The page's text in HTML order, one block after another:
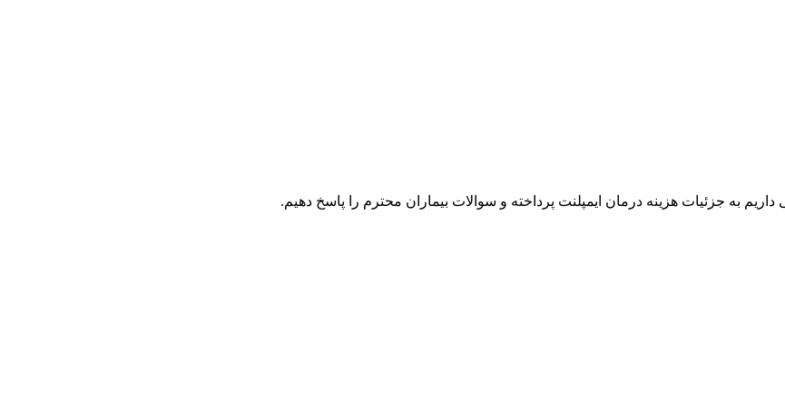
به جزئیات هزینه درمان ایمپلنت پرداخته و سوالات بیماران محترم را پاسخ دهیم.